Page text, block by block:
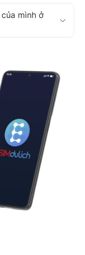
mình ở